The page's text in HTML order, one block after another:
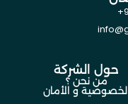
حول الشركة
من نحن ؟
و الأمان